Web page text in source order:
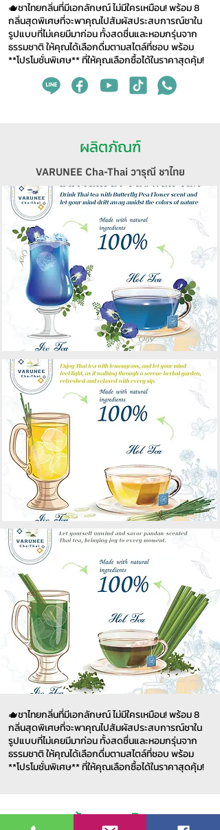
🫖ชาไทยกลิ่นที่มีเอกลักษณ์ ไม่มีใครเหมือน! พร้อม 8
กลิ่นสุดพิเศษที่จะพาคุณไปสัมผัสประสบการณ์ชาใน
รูปแบบที่ไม่เคยมีมาก่อน ทั้งสดชื่นและหอมกรุ่นจาก
ธรรมชาติ ให้คุณได้เลือกดื่มตามสไตล์ที่ชอบ พร้อม
**โปรโมชั่นพิเศษ** ที่ให้คุณเลือกซื้อได้ในราคาสุดคุ้ม!
ผลิตภัณฑ์
VARUNEE Cha-Thai วารุณี ชาไทย
🫖ชาไทยกลิ่นที่มีเอกลักษณ์ ไม่มีใครเหมือน! พร้อม 8
กลิ่นสุดพิเศษที่จะพาคุณไปสัมผัสประสบการณ์ชาใน
รูปแบบที่ไม่เคยมีมาก่อน ทั้งสดชื่นและหอมกรุ่นจาก
ธรรมชาติ ให้คุณได้เลือกดื่มตามสไตล์ที่ชอบ พร้อม
**โปรโมชั่นพิเศษ** ที่ให้คุณเลือกซื้อได้ในราคาสุดคุ้ม!
ข้อมูลสมาชิก